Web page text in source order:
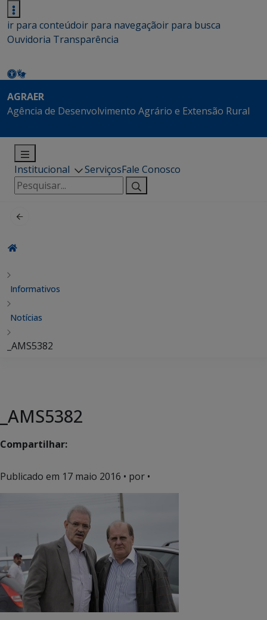
ir para conteúdoir para navegaçãoir para busca
Ouvidoria Transparência
AGRAER
Agência de Desenvolvimento Agrário e Extensão Rural
Institucional ServiçosFale Conosco
Pesquisar
por:
Informativos
Notícias
_AMS5382
_AMS5382
Compartilhar:
Publicado em 17 maio 2016 • por •